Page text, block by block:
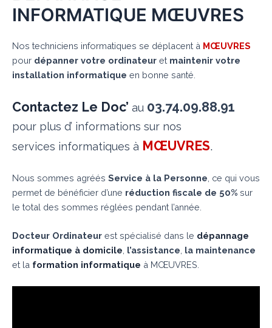
INFORMATIQUE MŒUVRES
Nos techniciens informatiques se déplacent à MŒUVRES
pour dépanner votre ordinateur et maintenir votre
installation informatique en bonne santé.
Contactez Le Doc’ au 03.74.09.88.91
pour plus d’ informations sur nos
services informatiques à MŒUVRES.
Nous sommes agréés Service à la Personne , ce qui vous
permet de bénéficier d’une réduction fiscale de 50% sur
le total des sommes réglées pendant l’année.
Docteur Ordinateur est spécialisé dans le dépannage
informatique à domicile l’assistance la maintenance
et la formation informatique à MŒUVRES.